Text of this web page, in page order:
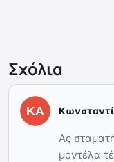
Σχόλια
Ας
μοντέλα